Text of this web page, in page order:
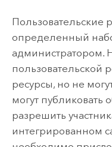
Пользовательские
определенный
администратором.
пользовательской
ресурсы, но не
могут публиковать
разрешить
интегрированном